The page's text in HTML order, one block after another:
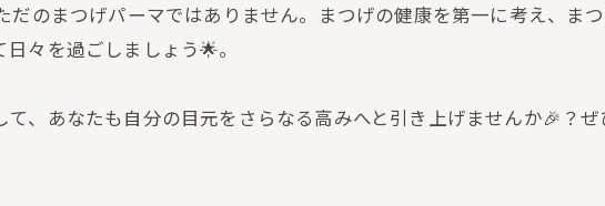
のまつげパーマではありません。まつげの健康を第一に考え、ま
々を過ごしましょう🌟。
て、あなたも自分の目元をさらなる高みへと引き上げませんか🎉？